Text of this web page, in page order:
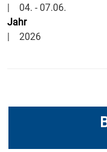
| 04. - 07.06.
Jahr
| 2026